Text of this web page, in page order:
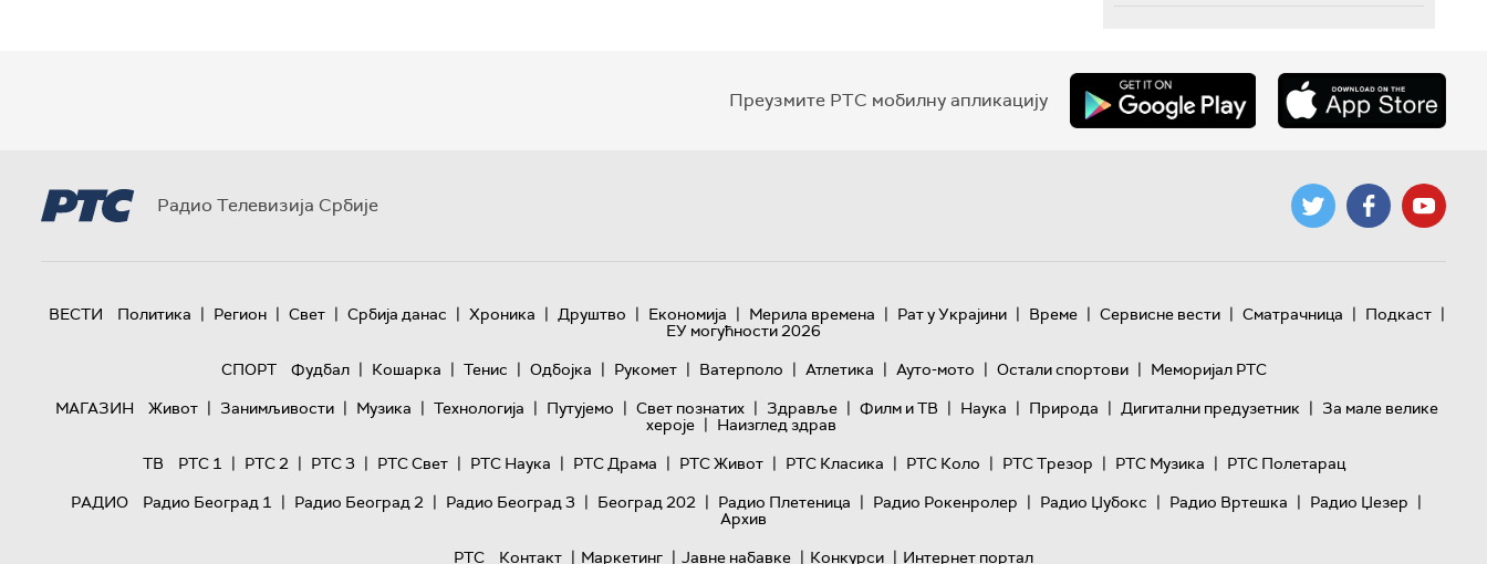
Преузмите РТС мобилну апликацију
Радио Телевизија Србије
ВЕСТИ Политика | Регион | Свет | Србија данас | Хроника | Друштво | Економија | Мерила времена | Рат у Украјини | Време | Сервисне вести | Сматрачница | Подкаст |
ЕУ могућности 2026
СПОРТ
Фудбал | Кошарка | Тенис | Одбојка | Рукомет | Ватерполо | Атлетика | Ауто-мото | Остали спортови | Меморијал РТС
МАГАЗИН
Живот | Занимљивости | Музика | Технологијa | Путујемо | Свет познатих | Здравље | Филм и ТВ | Наука | Природа | Дигитални предузетник | За мале велике
хероје | Наизглед здрав
ТВ
РТС 1 | РТС 2 | РТС 3 | РТС Свет | РТС Наука | РТС Драма | РТС Живот | РТС Класика | РТС Коло | РТС Трезор | РТС Музика | РТС Полетарац
РАДИО
Радио Београд 1 | Радио Београд 2 | Радио Београд 3 | Београд 202 | Радио Плетеница | Радио Рокенролер | Радио Џубокс | Радио Вртешка | Радио Џезер |
Архив
РТС
Контакт | Маркетинг | Јавне набавке | Конкурси | Интернет портал